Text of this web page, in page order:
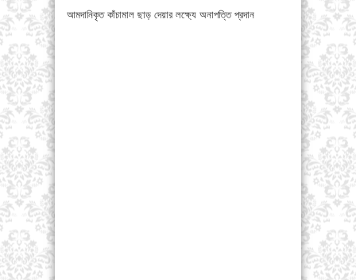
আমদানিকৃত কাঁচামাল ছাড় দেয়ার লক্ষ্যে অনাপত্তি প্রদান